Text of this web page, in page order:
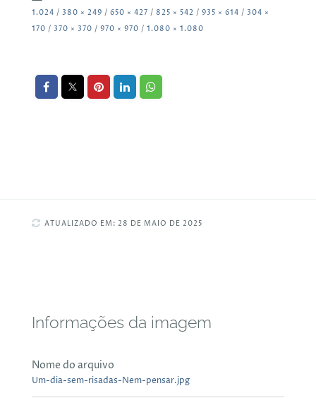
1.024 / 380 × 249 / 650 × 427 / 825 × 542 / 935 × 614 / 304 ×
170 / 370 × 370 / 970 × 970 / 1.080 × 1.080
ATUALIZADO EM: 28 DE MAIO DE 2025
Informações da imagem
Nome do arquivo
Um-dia-sem-risadas-Nem-pensar.jpg